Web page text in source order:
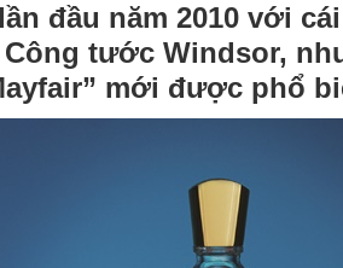
đầu năm 2010 với
tước Windsor,
mới được phổ